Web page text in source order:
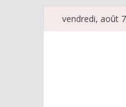
Passervendredi, août